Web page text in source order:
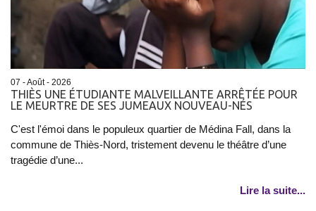
07 - Août - 2026
THIÈS UNE ÉTUDIANTE MALVEILLANTE ARRÊTÉE POUR
LE MEURTRE DE SES JUMEAUX NOUVEAU-NÉS
C'est l'émoi dans le populeux quartier de Médina Fall, dans la
commune de Thiès-Nord, tristement devenu le théâtre d’une
tragédie d’une...
Lire la suite...